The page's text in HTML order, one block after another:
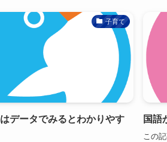
子育て
データでみるとわかりやす
国語
この